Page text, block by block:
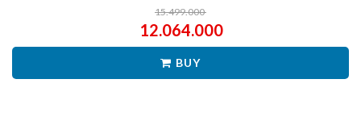
15.499.000
12.064.000
BUY